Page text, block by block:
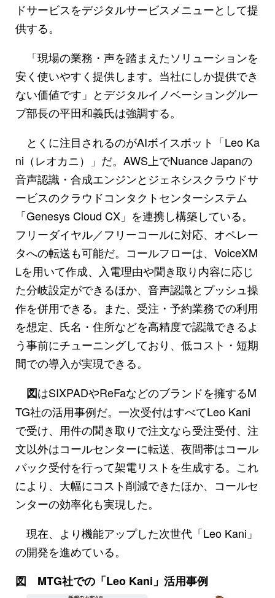
ドサービスをデジタルサービスメニューとして提
供する。
「現場の業務・声を踏まえたソリューションを
安く使いやすく提供します。当社にしか提供でき
ない価値です」とデジタルイノベーショングルー
プ部長の平田和義氏は強調する。
とくに注目されるのがAIボイスボット「Leo Ka
ni（レオカニ）」だ。AWS上でNuance Japanの
音声認識・合成エンジンとジェネシスクラウドサ
ービスのクラウドコンタクトセンターシステム
「Genesys Cloud CX」を連携し構築している。
フリーダイヤル／フリーコールに対応、オペレー
タへの転送も可能だ。コールフローは、VoiceXM
Lを用いて作成、入電理由や聞き取り内容に応じ
た分岐設定ができるほか、音声認識とプッシュ操
作を併用できる。また、受注・予約業務での利用
を想定、氏名・住所などを高精度で認識できるよ
う事前にチューニングしており、低コスト・短期
間での導入が実現できる。
図はSIXPADやReFaなどのブランドを擁するM
TG社の活用事例だ。一次受付はすべてLeo Kani
で受け、用件の聞き取りで注文なら受注受付、注
文以外はコールセンターに転送、夜間帯はコール
バック受付を行って架電リストを生成する。これ
により、大幅にコスト削減できたほか、コールセ
ンターの効率化も実現した。
現在、より機能アップした次世代「Leo Kani」
の開発を進めている。
図 MTG社での「Leo Kani」活用事例